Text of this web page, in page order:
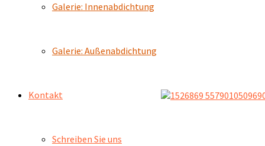
Galerie: Innenabdichtung
Galerie: Außenabdichtung
Kontakt
Schreiben Sie uns